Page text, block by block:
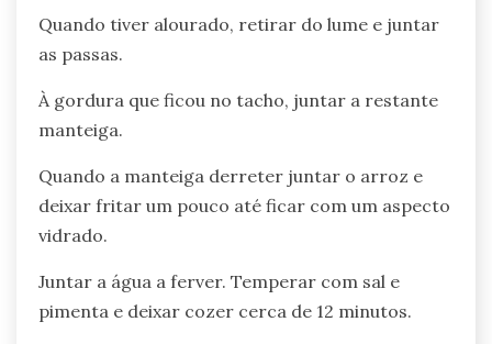
Quando tiver alourado, retirar do lume e juntar
as passas.
À gordura que ficou no tacho, juntar a restante
manteiga.
Quando a manteiga derreter juntar o arroz e
deixar fritar um pouco até ficar com um aspecto
vidrado.
Juntar a água a ferver. Temperar com sal e
pimenta e deixar cozer cerca de 12 minutos.